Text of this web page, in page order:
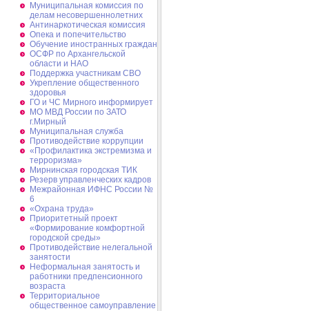
Муниципальная комиссия по
делам несовершеннолетних
Антинаркотическая комиссия
Опека и попечительство
Обучение иностранных граждан
ОСФР по Архангельской
области и НАО
Поддержка участникам СВО
Укрепление общественного
здоровья
ГО и ЧС Мирного информирует
МО МВД России по ЗАТО
г.Мирный
Муниципальная cлужба
Противодействие коррупции
«Профилактика экстремизма и
терроризма»
Мирнинская городская ТИК
Резерв управленческих кадров
Межрайонная ИФНС России №
6
«Охрана труда»
Приоритетный проект
«Формирование комфортной
городской среды»
Противодействие нелегальной
занятости
Неформальная занятость и
работники предпенсионного
возраста
Территориальное
общественное самоуправление